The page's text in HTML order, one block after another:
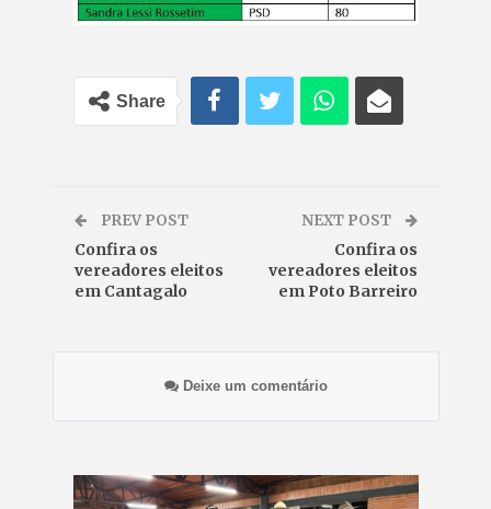
Share
PREV POST
Confira os
vereadores eleitos
em Cantagalo
NEXT POST
Confira os
vereadores eleitos
em Poto Barreiro
Deixe um comentário